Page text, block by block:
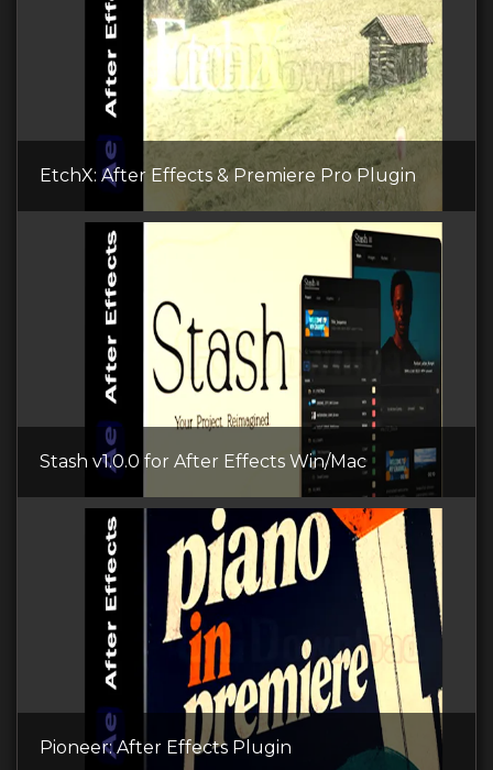
EtchX: After Effects & Premiere Pro Plugin
Stash v1.0.0 for After Effects Win/Mac
Pioneer: After Effects Plugin